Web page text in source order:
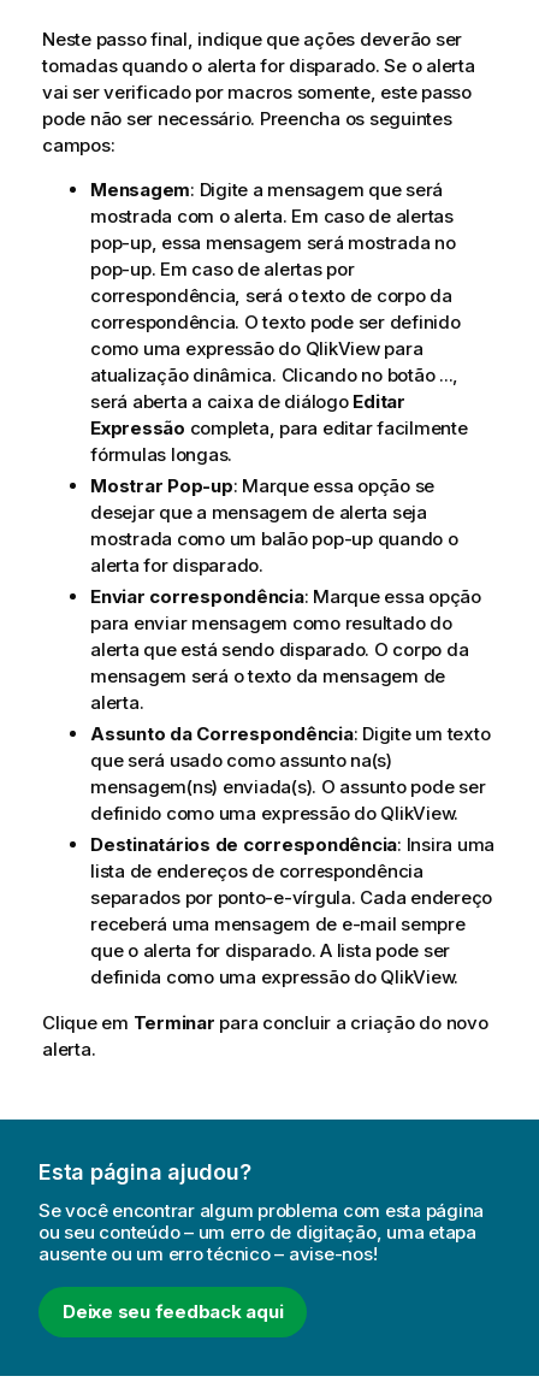
Neste passo final, indique que ações deverão ser
tomadas quando o alerta for disparado. Se o alerta
vai ser verificado por macros somente, este passo
pode não ser necessário. Preencha os seguintes
campos:
Mensagem: Digite a mensagem que será
mostrada com o alerta. Em caso de alertas
pop-up, essa mensagem será mostrada no
pop-up. Em caso de alertas por
correspondência, será o texto de corpo da
correspondência. O texto pode ser definido
como uma expressão do QlikView para
atualização dinâmica. Clicando no botão ...,
será aberta a caixa de diálogo Editar
Expressão completa, para editar facilmente
fórmulas longas.
Mostrar Pop-up: Marque essa opção se
desejar que a mensagem de alerta seja
mostrada como um balão pop-up quando o
alerta for disparado.
Enviar correspondência: Marque essa opção
para enviar mensagem como resultado do
alerta que está sendo disparado. O corpo da
mensagem será o texto da mensagem de
alerta.
Assunto da Correspondência: Digite um texto
que será usado como assunto na(s)
mensagem(ns) enviada(s). O assunto pode ser
definido como uma expressão do QlikView.
Destinatários de correspondência: Insira uma
lista de endereços de correspondência
separados por ponto-e-vírgula. Cada endereço
receberá uma mensagem de e-mail sempre
que o alerta for disparado. A lista pode ser
definida como uma expressão do QlikView.
Clique em Terminar para concluir a criação do novo
alerta.
Esta página ajudou?
Se você encontrar algum problema com esta página
ou seu conteúdo – um erro de digitação, uma etapa
ausente ou um erro técnico – avise-nos!
Deixe seu feedback aqui